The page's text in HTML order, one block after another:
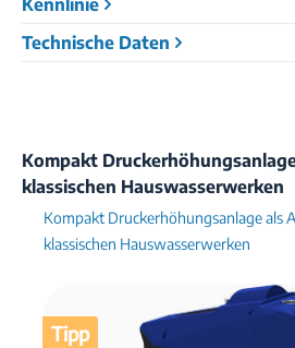
Kennlinie
Technische Daten
Kompakt
klassischen Hauswasserwerken
Kompakt Druckerhöhungsanlage als
klassischen Hauswasserwerken
Tipp